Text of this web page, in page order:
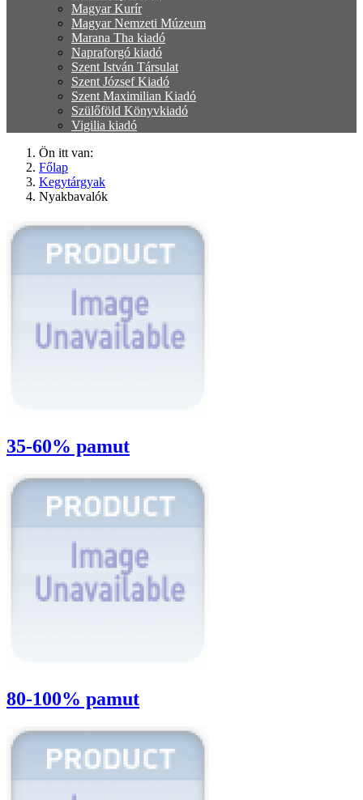
Magyar Kurír
Magyar Nemzeti Múzeum
Marana Tha kiadó
Napraforgó kiadó
Szent István Társulat
Szent József Kiadó
Szent Maximilian Kiadó
Szülőföld Könyvkiadó
Vigilia kiadó
Ön itt van:
Főlap
Kegytárgyak
Nyakbavalók
35-60% pamut
80-100% pamut